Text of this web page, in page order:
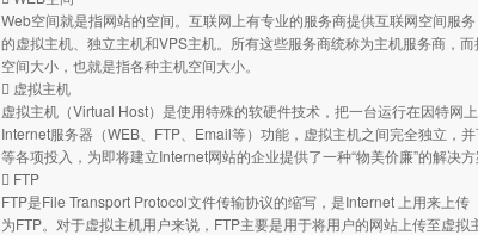
Web空间就是指网站的空间。互联网上有专业的服务商提供互联网空间服
的虚拟主机、独立主机和VPS主机。所有这些服务商统称为主机服务商，
空间大小，也就是指各种主机空间大小。
 虚拟主机
虚拟主机（Virtual Host）是使用特殊的软硬件技术，把一台运行在因特网
Internet服务器（WEB、FTP、Email等）功能，虚拟主机之间完全独立，
等各项投入，为即将建立Internet网站的企业提供了一种“物美价廉”的解决
 FTP
FTP是File Transport Protocol文件传输协议的缩写，是Internet 上用来上
为FTP。对于虚拟主机用户来说，FTP主要是用于将用户的网站上传至虚拟